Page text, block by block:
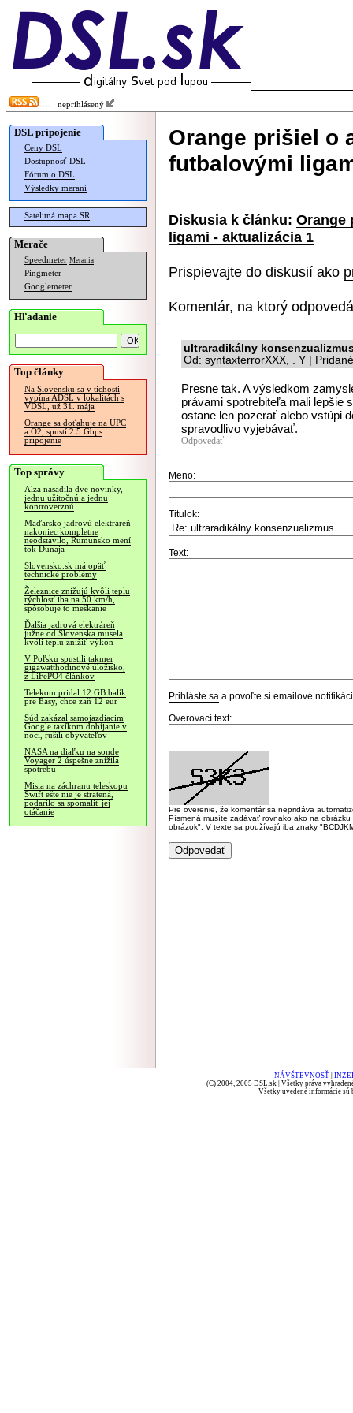
neprihlásený
DSL pripojenie
Ceny DSL
Dostupnosť DSL
Fórum o DSL
Výsledky meraní
Satelitná mapa SR
Merače
Speedmeter Merania
Pingmeter
Googlemeter
Hľadanie
Top články
Na Slovensku sa v tichosti
vypína ADSL v lokalitách s
VDSL, už 31. mája
Orange sa doťahuje na UPC
a O2, spustí 2.5 Gbps
pripojenie
Top správy
Alza nasadila dve novinky,
jednu užitočnú a jednu
kontroverznú
Maďarsko jadrovú elektráreň
nakoniec kompletne
neodstavilo, Rumunsko mení
tok Dunaja
Slovensko.sk má opäť
technické problémy
Železnice znižujú kvôli teplu
rýchlosť iba na 50 km/h,
spôsobuje to meškanie
Ďalšia jadrová elektráreň
južne od Slovenska musela
kvôli teplu znížiť výkon
V Poľsku spustili takmer
gigawatthodinové úložisko,
z LiFePO4 článkov
Telekom pridal 12 GB balík
pre Easy, chce zaň 12 eur
Súd zakázal samojazdiacim
Google taxíkom dobíjanie v
noci, rušili obyvateľov
NASA na diaľku na sonde
Voyager 2 úspešne znížila
spotrebu
Misia na záchranu teleskopu
Swift ešte nie je stratená,
podarilo sa spomaliť jej
otáčanie
Orange prišiel o
futbalovými
Diskusia k článku: Orange
ligami - aktualizácia 1
Prispievajte do diskusií ako
Komentár, na ktorý
ultraradikálny
Od: syntaxterrorXXX, . Y |
Presne tak. A výsledkom
právami spotrebiteľa mali lepšie
ostane len pozerať alebo vstúpi
spravodlivo vyjebávať.
Odpovedať
Meno:
Titulok:
Text:
Prihláste sa a povoľte si emailové
Overovací text:
Pre overenie, že komentár sa nepridáva
Písmená musíte zadávať rovnako ako na
obrázok". V texte sa používajú iba znaky
NÁVŠTEVNOSŤ
(C) 2004, 2005 DSL.sk | Všetky práva
Všetky uvedené informácie sú